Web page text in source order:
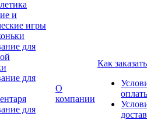
и
игры
для
для
для
О
компании
Как